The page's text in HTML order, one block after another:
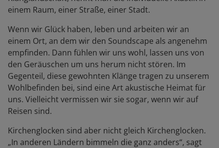
einem Raum, einer Straße, einer Stadt.
Wenn wir Glück haben, leben und arbeiten wir an
einem Ort, an dem wir den Soundscape als angenehm
empfinden. Dann fühlen wir uns wohl, lassen uns von
den Geräuschen um uns herum nicht stören. Im
Gegenteil, diese gewohnten Klänge tragen zu unserem
Wohlbefinden bei, sind eine Art akustische Heimat für
uns. Vielleicht vermissen wir sie sogar, wenn wir auf
Reisen sind.
Kirchenglocken sind aber nicht gleich Kirchenglocken.
„In anderen Ländern bimmeln die ganz anders“, sagt